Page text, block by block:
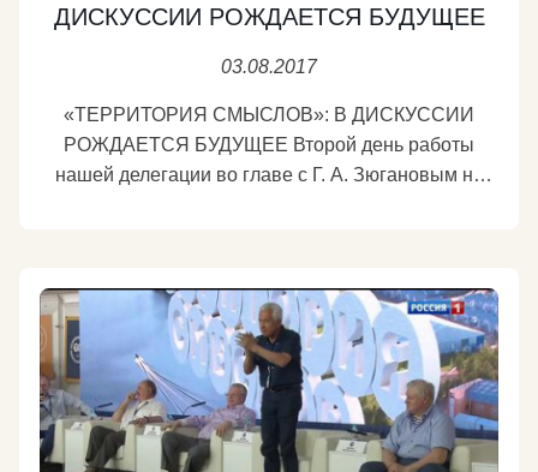
ДИСКУССИИ РОЖДАЕТСЯ БУДУЩЕЕ
03.08.2017
«ТЕРРИТОРИЯ СМЫСЛОВ»: В ДИСКУССИИ
РОЖДАЕТСЯ БУДУЩЕЕ Второй день работы
нашей делегации во главе с Г. А. Зюгановым на
выигравших накануне футбольный турнир
форума. Молодцы, ребята, завтра такие же
блестящие победы ждут вас на политическом
поле! Комсомольцы задавали серьезные вопросы,
в частности, о развитии рабочего движения. Я
рассказал о нашей работе с профсоюзами, о том,